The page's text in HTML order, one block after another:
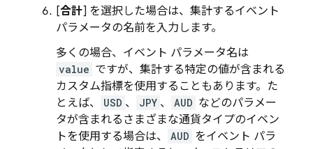
[合計] を選択した場合は、集計するイベント
パラメータの名前を入力します。
多くの場合、イベント パラメータ名は
value ですが、集計する特定の値が含まれる
カスタム指標を使用することもあります。た
とえば、
USD 、 JPY 、 AUD などのパラメー
タが含まれるさまざまな通貨タイプのイベン
トを使用する場合は、
AUD をイベント パラ